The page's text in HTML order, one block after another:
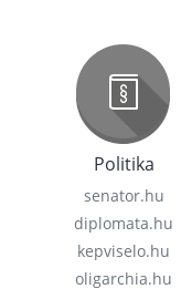
Politika
senator.hu
diplomata.hu
kepviselo.hu
oligarchia.hu